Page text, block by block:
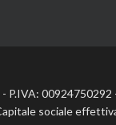
- P.IVA:
sociale